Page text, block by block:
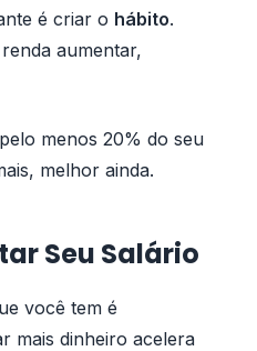
é criar o hábito.
aumentar,
menos 20% do seu
melhor ainda.
Seu Salário
você tem é
mais dinheiro acelera